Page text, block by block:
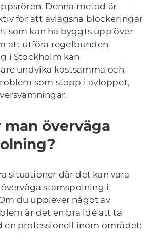
Denna metod är
för att avlägsna blockeringar
som kan ha byggts upp över
att utföra regelbunden
i Stockholm kan
undvika kostsamma och
som stopp i avloppet,
man överväga
situationer där det kan vara
stamspolning i
du upplever något av
är det en bra idé att ta
en professionell inom området: